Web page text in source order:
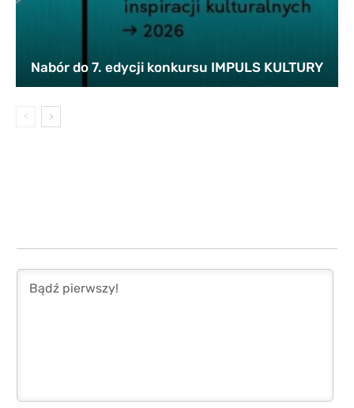
Nabór do 7. edycji konkursu IMPULS KULTURY